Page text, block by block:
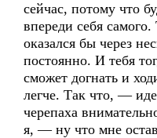
сейчас, потому что
впереди себя самого.
оказался бы через
постоянно. И тебя
сможет догнать и
легче. Так что, —
черепаха
я, — ну что мне